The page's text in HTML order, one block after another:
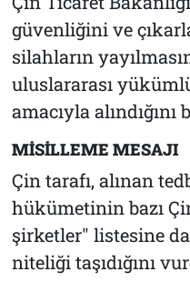
güvenliğini ve
silahların
uluslararası
amacıyla alındığını
MİSİLLEME MESAJI
Çin tarafı, alınan
hükümetinin bazı
şirketler" listesine
niteliği taşıdığını